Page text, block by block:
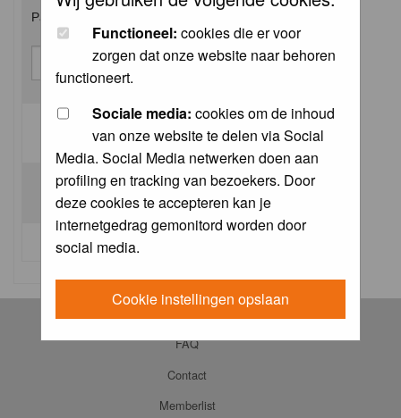
Functioneel: cookies die er voor
zorgen dat onze website naar behoren
functioneert.
Sociale media: cookies om de inhoud
van onze website te delen via Social
Media. Social Media netwerken doen aan
profiling en tracking van bezoekers. Door
deze cookies te accepteren kan je
internetgedrag gemonitord worden door
social media.
Cookie instellingen opslaan
Password:
Log me on automatically each visit:
I forgot my password
FAQ
Contact
Memberlist